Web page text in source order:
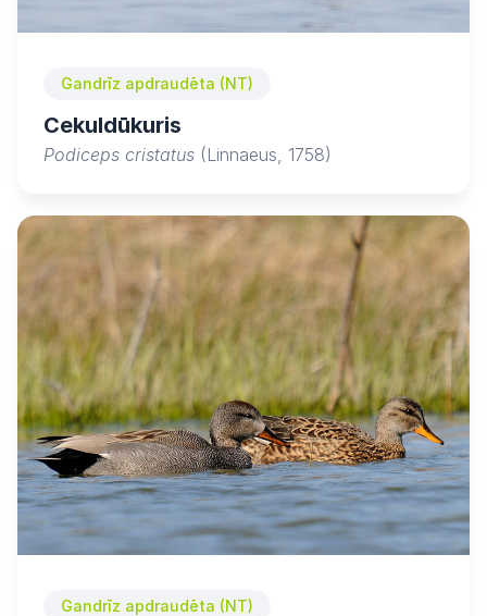
Gandrīz apdraudēta (NT)
Cekuldūkuris
Podiceps cristatus (Linnaeus, 1758)
Gandrīz apdraudēta (NT)